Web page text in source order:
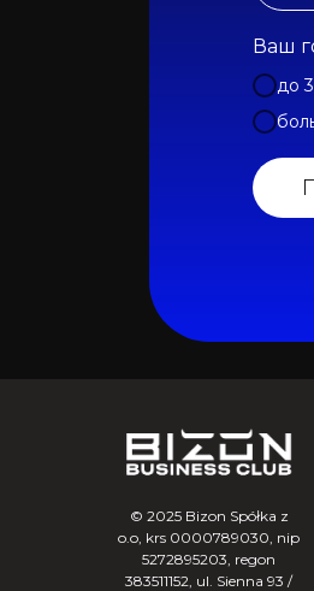
Ваш
до
© 2025 Bizon Spółka z
o.o, krs 0000789030, nip
5272895203, regon
383511152, ul. Sienna 93 /